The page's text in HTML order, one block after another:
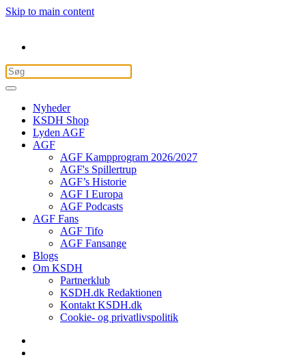
Skip to main content
Nyheder
KSDH Shop
Lyden AGF
AGF
AGF Kampprogram 2026/2027
AGF's Spillertrup
AGF’s Historie
AGF I Europa
AGF Podcasts
AGF Fans
AGF Tifo
AGF Fansange
Blogs
Om KSDH
Partnerklub
KSDH.dk Redaktionen
Kontakt KSDH.dk
Cookie- og privatlivspolitik